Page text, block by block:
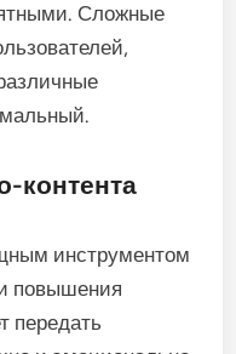
Сложные
контента
инструментом
повышения
передать